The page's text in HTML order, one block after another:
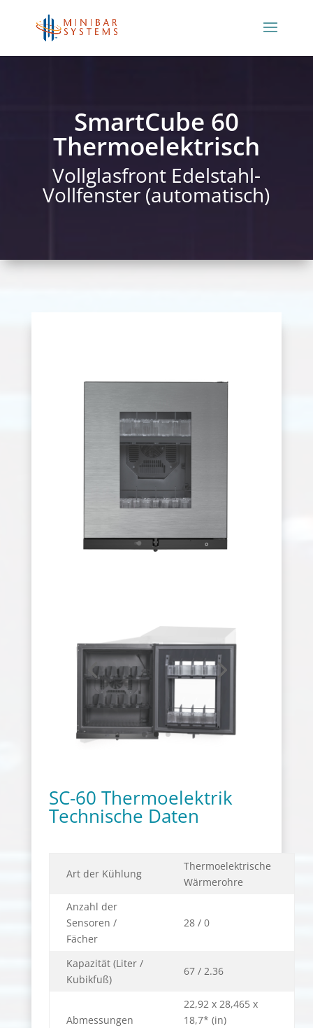
SmartCube 60
Thermoelektrisch
Vollglasfront Edelstahl-
Vollfenster (automatisch)
SC-60 Thermoelektrik
Technische Daten
Art der Kühlung
Thermoelektrische
Wärmerohre
Anzahl der
Sensoren /
Fächer
28 / 0
Kapazität (Liter /
Kubikfuß)
67 / 2.36
Abmessungen
22,92 x 28,465 x
18,7* (in)